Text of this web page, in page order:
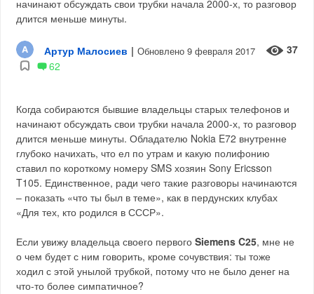
начинают обсуждать свои трубки начала 2000-х, то разговор
длится меньше минуты.
Артур Малосиев | Обновлено 9 февраля 2017
37
62
Когда собираются бывшие владельцы старых телефонов и
начинают обсуждать свои трубки начала 2000-х, то разговор
длится меньше минуты. Обладателю Nokia E72 внутренне
глубоко начихать, что ел по утрам и какую полифонию
ставил по короткому номеру SMS хозяин Sony Ericsson
T105. Единственное, ради чего такие разговоры начинаются
– показать «что ты был в теме», как в пердунских клубах
«Для тех, кто родился в СССР».
Если увижу владельца своего первогоSiemens C25, мне не
о чем будет с ним говорить, кроме сочувствия: ты тоже
ходил с этой унылой трубкой, потому что не было денег на
что-то более симпатичное?